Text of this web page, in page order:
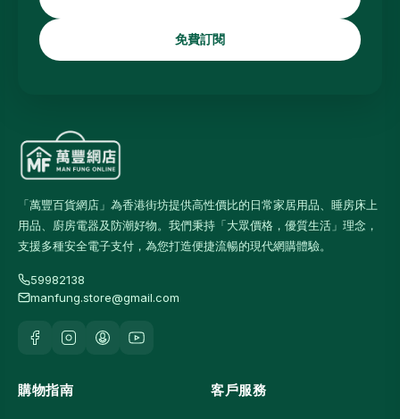
免費訂閱
「萬豐百貨網店」為香港街坊提供高性價比的日常家居用品、睡房床上
用品、廚房電器及防潮好物。我們秉持「大眾價格，優質生活」理念，
支援多種安全電子支付，為您打造便捷流暢的現代網購體驗。
59982138
manfung.store@gmail.com
購物指南 客戶服務